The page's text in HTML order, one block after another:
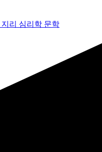
지리 심리학 문학